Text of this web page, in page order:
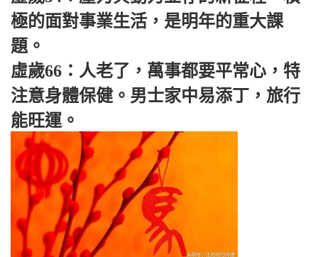
極的面對事業生活，是明年的重大課
題。
虛歲66：人老了，萬事都要平常心，特
注意身體保健。男士家中易添丁，旅行
能旺運。